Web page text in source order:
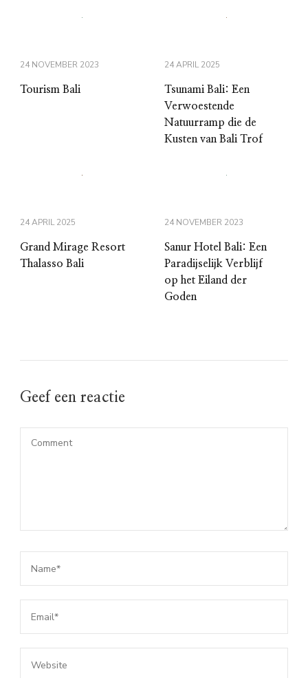
24 NOVEMBER 2023
Tourism Bali
24 APRIL 2025
Tsunami Bali: Een
Verwoestende
Natuurramp die de
Kusten van Bali Trof
24 APRIL 2025
Grand Mirage Resort
Thalasso Bali
24 NOVEMBER 2023
Sanur Hotel Bali: Een
Paradijselijk Verblijf
op het Eiland der
Goden
Geef een reactie